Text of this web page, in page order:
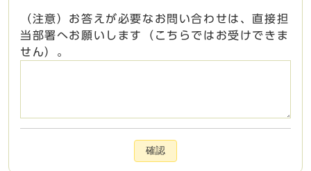
（注意）お答えが必要なお問い合わせは、直接担
当部署へお願いします（こちらではお受けできま
せん）。
確認